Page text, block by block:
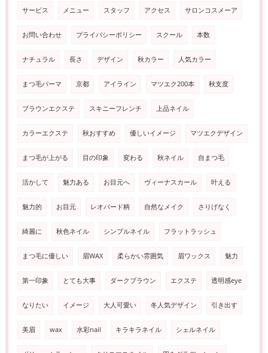
サービス メニュー スタッフ アクセス サロンコスメーア
お問い合わせ プライバシーポリシー スクール 本数
ナチュラル 長さ デザイン 秋カラー 人気カラー
まつ毛パーマ 京都 アイライン マツエク200本 秋支度
ブラウンエクステ スキニーフレンチ 上品ネイル
カラーエクステ 秋おすすめ 優しいイメージ マツエクデザイン
まつ毛が上がる 目の印象 変わる 秋ネイル 自まつ毛
活かして 魅力ある お目元へ ヴィーナスカール 叶える
魅力的 お目元 レオパード柄 自然なメイク さりげなく
綺麗に 秋色ネイル シンプルネイル フラットラッシュ
まつ毛に優しい 眉WAX 柔らかい雰囲気 眉ワックス 魅力
第一印象 とても大事 ダークブラウン エクステ 透明感eye
なりたい イメージ 大人可愛い 冬人気デザイン 引き出す
美眉 wax 水彩nail キラキラネイル シェルネイル